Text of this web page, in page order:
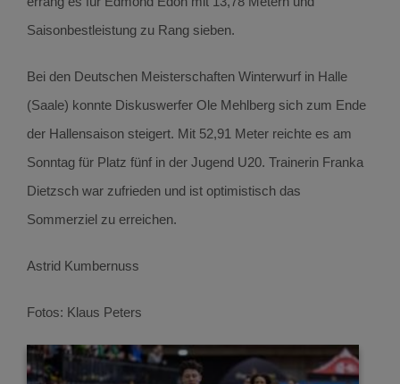
Saisonbestleistung zu Rang sieben.
Bei den Deutschen Meisterschaften Winterwurf in Halle
(Saale) konnte Diskuswerfer Ole Mehlberg sich zum Ende
der Hallensaison steigert. Mit 52,91 Meter reichte es am
Sonntag für Platz fünf in der Jugend U20. Trainerin Franka
Dietzsch war zufrieden und ist optimistisch das
Sommerziel zu erreichen.
Astrid Kumbernuss
Fotos: Klaus Peters